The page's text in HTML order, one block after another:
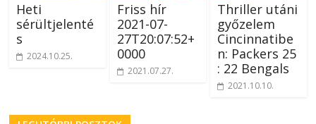
Heti
sérültjelenté
s
2024.10.25.
Friss hír
2021-07-
27T20:07:52+
0000
2021.07.27.
Thriller utáni
győzelem
Cincinnatibe
n: Packers 25
: 22 Bengals
2021.10.10.